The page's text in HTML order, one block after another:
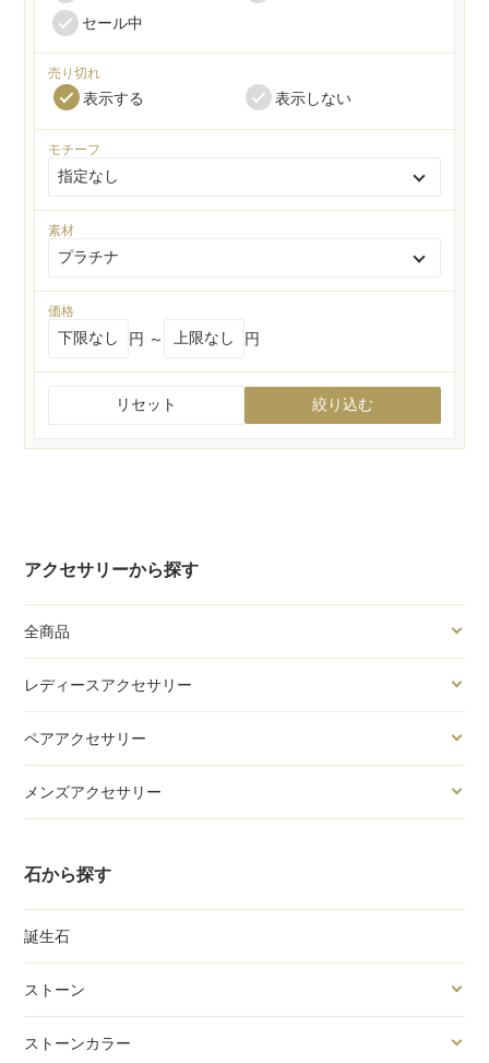
アクセサリーから探す
全商品
レディースアクセサリー
ペアアクセサリー
メンズアクセサリー
石から探す
誕生石
ストーン
ストーンカラー
セール中
売り切れ
表示する 表示しない
モチーフ
素材
価格
円 ～ 円
リセット 絞り込む